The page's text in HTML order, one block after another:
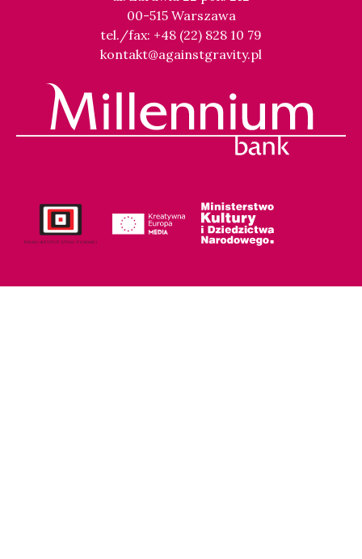
00-515 Warszawa
tel./fax: +48 (22) 828 10 79
kontakt@againstgravity.pl